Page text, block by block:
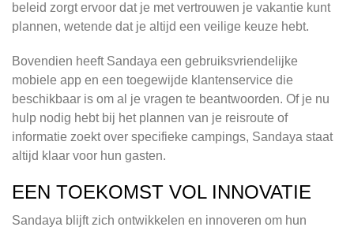
beleid zorgt ervoor dat je met vertrouwen je vakantie kunt
plannen, wetende dat je altijd een veilige keuze hebt.
Bovendien heeft Sandaya een gebruiksvriendelijke
mobiele app en een toegewijde klantenservice die
beschikbaar is om al je vragen te beantwoorden. Of je nu
hulp nodig hebt bij het plannen van je reisroute of
informatie zoekt over specifieke campings, Sandaya staat
altijd klaar voor hun gasten.
EEN TOEKOMST VOL INNOVATIE
Sandaya blijft zich ontwikkelen en innoveren om hun